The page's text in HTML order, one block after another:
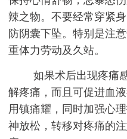
辣之物。不要经常穿紧
防阴囊下坠。特别是注
重体力劳动及久站。
如果术后出现疼痛
解疼痛，而且可促进血
用镇痛耀，同时加强心
神放松，转移对疼痛的